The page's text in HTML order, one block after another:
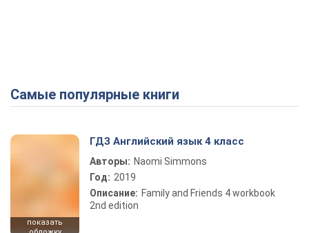
Самые популярные книги
показать
ГДЗ Английский язык 4 класс
Авторы: Naomi Simmons
Год: 2019
Описание: Family and Friends 4 workbook
2nd edition